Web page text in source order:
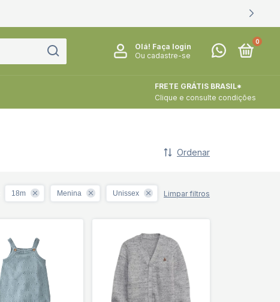
Olá! Faça login
Ou cadastre-se
0
FRETE GRÁTIS BRASIL*
Clique e consulte condições
Ordenar
18m Menina Unissex Limpar filtros